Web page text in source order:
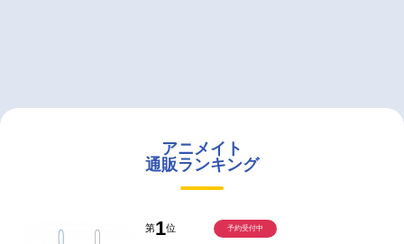
アニメイト
通販ランキング
第1位 予約受付中